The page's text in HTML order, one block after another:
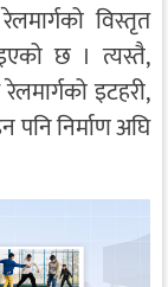
विस्तृत
छ । त्यस्तै,
रेलमार्गको इटहरी,
निर्माण अघि